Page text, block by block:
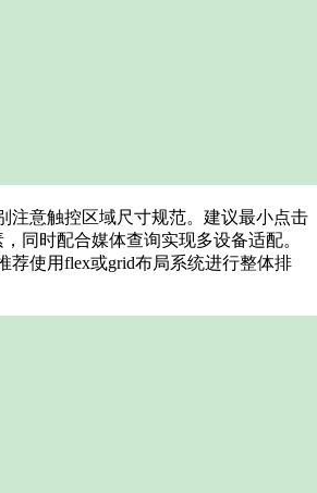
注意触控区域尺寸规范。建议最小点击
同时配合媒体查询实现多设备适配。
荐使用flex或grid布局系统进行整体排